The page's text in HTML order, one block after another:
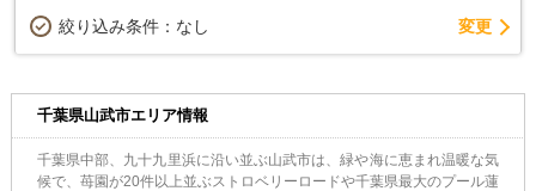
絞り込み条件： なし 変更
千葉県山武市エリア情報
千葉県中部、九十九里浜に沿い並ぶ山武市は、緑や海に恵まれ温暖な気
候で、苺園が20件以上並ぶストロベリーロードや千葉県最大のプール蓮